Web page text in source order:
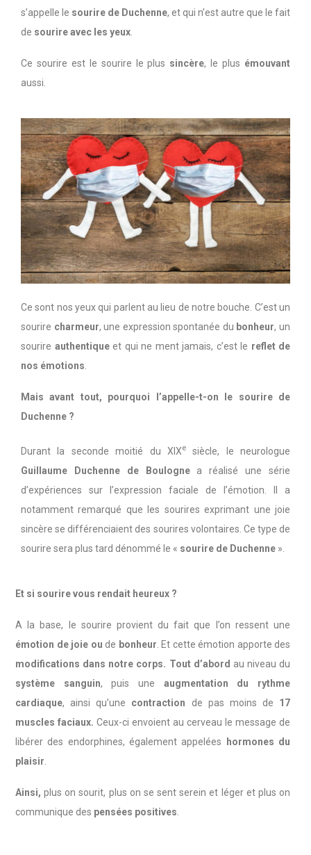
s’appelle le sourire de Duchenne, et qui n’est autre que le fait
de sourire avec les yeux.
Ce sourire est le sourire le plus sincère, le plus émouvant
aussi.
Ce sont nos yeux qui parlent au lieu de notre bouche. C’est un
sourire charmeur, une expression spontanée du bonheur, un
sourire authentiqueet qui ne ment jamais, c’est le reflet de
nos émotions.
Mais avant tout, pourquoi l’appelle-t-on le sourire de
Duchenne ?
Durant la seconde moitié du XIXesiècle, le neurologue
Guillaume Duchenne de Boulognea réalisé une série
d’expériences sur l’expression faciale de l’émotion. Il a
notamment remarqué que les sourires exprimant une joie
sincère se différenciaient des sourires volontaires. Ce type de
sourire sera plus tard dénommé le « sourire de Duchenne ».
Et si sourire vous rendait heureux ?
A la base, le sourire provient du fait que l’on ressent une
émotion de joie ou de bonheur . Et cette émotion apporte des
modifications dans notre corps. Tout d’abord au niveau du
système sanguin, puis une augmentation du rythme
cardiaque, ainsi qu’une contraction de pas moins de 17
muscles faciaux. Ceux-ci envoient au cerveau le message de
libérer des endorphines, également appelées
hormones du
plaisir
Ainsi,plus on sourit, plus on se sent serein et léger et plus on
communique des pensées positives